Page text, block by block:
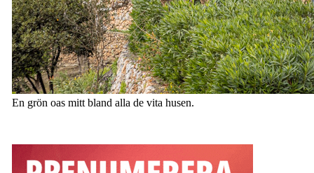
En grön oas mitt bland alla de vita husen.